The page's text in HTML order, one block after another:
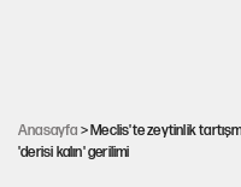
Anasayfa > Meclis'te zeytinlik
'derisi kalın' gerilimi